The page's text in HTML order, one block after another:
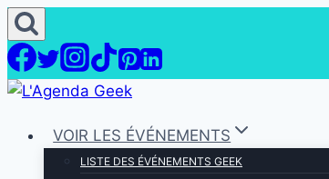
Aller
au
contenu
VOIR LES ÉVÉNEMENTS
LISTE DES ÉVÉNEMENTS GEEK